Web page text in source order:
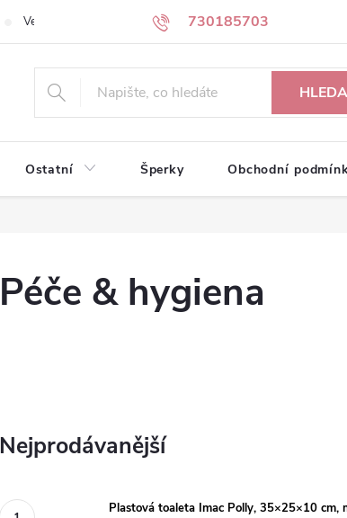
730185703
Velkoobchodní partneři Kontakty
Ostatní Šperky Obchodní
Péče & hygiena
Nejprodávanější
Plastová toaleta Imac Polly, 35×25×10 cm,